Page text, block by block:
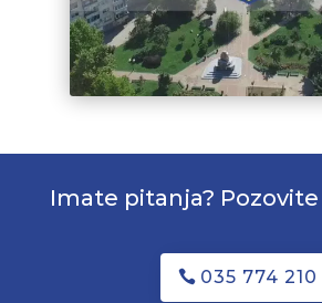
Imate pitanja? Pozovite
035 774 210